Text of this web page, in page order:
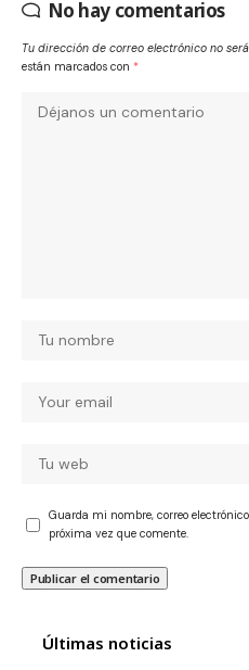
No hay comentarios
Tu dirección de correo electrónico no
están marcados con *
Guarda mi nombre, correo
próxima vez que comente.
Últimas noticias